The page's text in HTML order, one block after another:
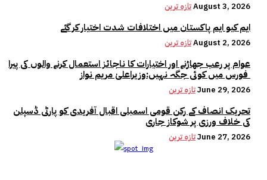
تازہ ترینAugust 3, 2026
ایم کیو ایم پاکستان میں اختلافات شدت اختیار کر گئے
تازہ ترینAugust 2, 2026
عوام پر رعب جھاڑنے اور اختیارات کا ناجائز استعمال کرنے والوں کی پیرا
تازہ ترینJune 29, 2026
تحریک انصاف کے رکن قومی اسمبلی اقبال آفریدی کو پارٹی ڈسپلن
کی خلاف ورزی پر شوکاز جاری
تازہ ترینJune 27, 2026